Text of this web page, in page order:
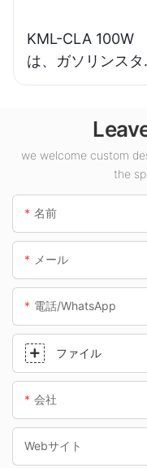
KML-CLA 100W
は、ガソリンスタ
ドや地下道などの
LED キャノピー
イト サプライヤー
we welcome custom
the
名前
メール
電話/WhatsApp
ファイル
会社
Webサイト